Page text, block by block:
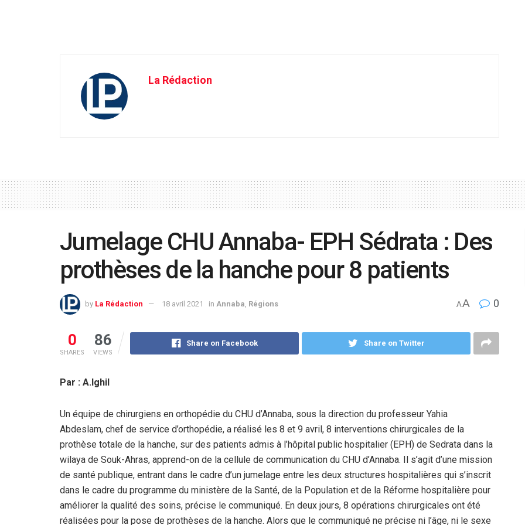
La Rédaction
Jumelage CHU Annaba- EPH Sédrata : Des
prothèses de la hanche pour 8 patients
by La Rédaction 18 avril 2021 in Annaba Régions AA 0
0
SHARES
86
VIEWS
Share on Facebook Share on Twitter
Par : A.Ighil
Un équipe de chirurgiens en orthopédie du CHU d’Annaba, sous la direction du professeur Yahia
Abdeslam, chef de service d’orthopédie, a réalisé les 8 et 9 avril, 8 interventions chirurgicales de la
prothèse totale de la hanche, sur des patients admis à l’hôpital public hospitalier (EPH) de Sedrata dans la
wilaya de Souk-Ahras, apprend-on de la cellule de communication du CHU d’Annaba. Il s’agit d’une mission
de santé publique, entrant dans le cadre d’un jumelage entre les deux structures hospitalières qui s’inscrit
dans le cadre du programme du ministère de la Santé, de la Population et de la Réforme hospitalière pour
améliorer la qualité des soins, précise le communiqué. En deux jours, 8 opérations chirurgicales ont été
réalisées pour la pose de prothèses de la hanche. Alors que le communiqué ne précise ni l’âge, ni le sexe